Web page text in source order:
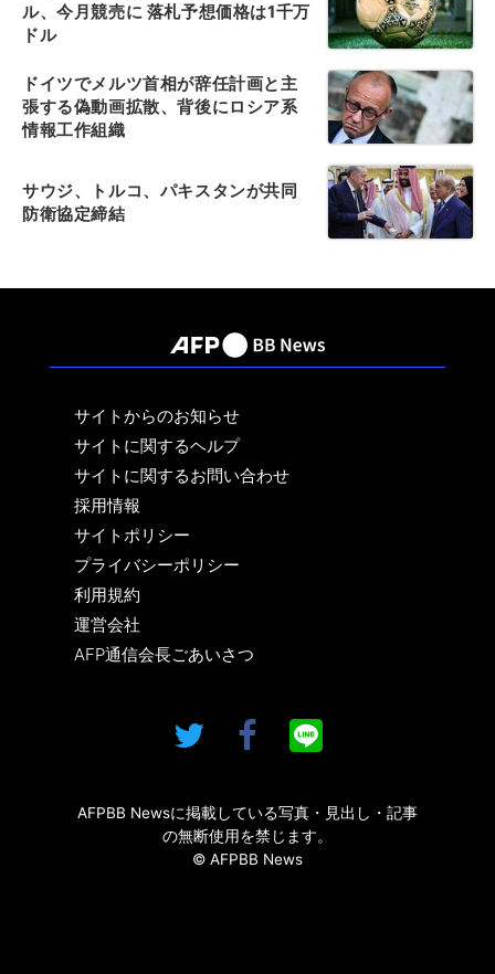
ル、今月競売に 落札予想価格は1千万
ドル
ドイツでメルツ首相が辞任計画と主
張する偽動画拡散、背後にロシア系
情報工作組織
サウジ、トルコ、パキスタンが共同
防衛協定締結
サイトからのお知らせ
サイトに関するヘルプ
サイトに関するお問い合わせ
採用情報
サイトポリシー
プライバシーポリシー
利用規約
運営会社
AFP通信会長ごあいさつ
AFPBB Newsに掲載している写真・見出し・記事
の無断使用を禁じます。
© AFPBB News